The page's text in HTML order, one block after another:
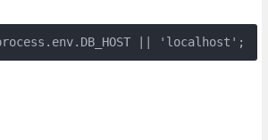
|| 'localhost';